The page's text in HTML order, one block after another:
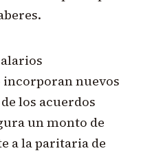
nuevos
los acuerdos
un monto de
a la paritaria de